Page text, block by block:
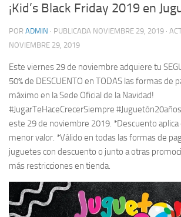
¡Kid’s Black Friday 2019 en
POR ADMIN · PUBLICADA NOVIEMBRE 29, 2019 ·
NOVIEMBRE 29, 2019
Este viernes 29 de noviembre adquiere tu
50% de DESCUENTO en TODAS las formas de
máximo en la Sede Oficial de la Navidad!
#JugarTeHaceCrecerSiempre
este 29 de noviembre 2019. *Descuento
menor valor. *Válido en todas las formas de
juguetes con descuento o junto a otras
más restricciones en tienda.